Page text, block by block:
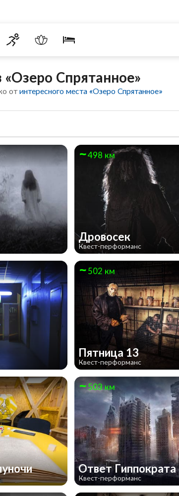
Спрятанное»
отинтересного места «Озеро Спрятанное»
498 км
Дровосек
Квест-перформанс
502 км
Пятница 13
Квест-перформанс
503 км
Ответ Гиппократа
Квест-перформанс